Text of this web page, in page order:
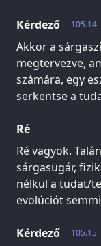
105.14
Kérdező
Akkor a
megtervezve,
számára, egy
serkentse a
Ré
Ré vagyok.
sárgasugár,
nélkül a tudat/
evolúciót
105.15
Kérdező